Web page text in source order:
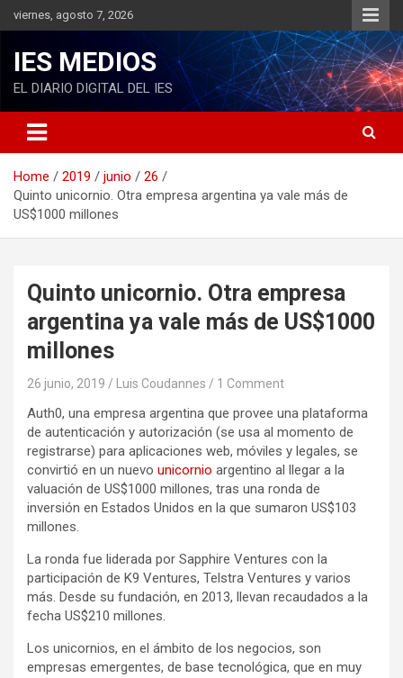
k
t
viernes, agosto 7, 2026
IES MEDIOS
EL DIARIO DIGITAL DEL IES
Home 2019 junio
26
Quinto unicornio. Otra empresa argentina ya vale más de
US$1000 millones
Quinto unicornio. Otra empresa
argentina ya vale más de US$1000
millones
26 junio, 2019 Luis Coudannes 1 Comment
Auth0, una empresa argentina que provee una plataforma
de autenticación y autorización (se usa al momento de
registrarse) para aplicaciones web, móviles y legales, se
convirtió en un nuevo unicornio argentino al llegar a la
valuación de US$1000 millones, tras una ronda de
inversión en Estados Unidos en la que sumaron US$103
millones.
La ronda fue liderada por Sapphire Ventures con la
participación de K9 Ventures, Telstra Ventures y varios
más. Desde su fundación, en 2013, llevan recaudados a la
fecha US$210 millones.
Los unicornios, en el ámbito de los negocios, son
empresas emergentes, de base tecnológica, que en muy